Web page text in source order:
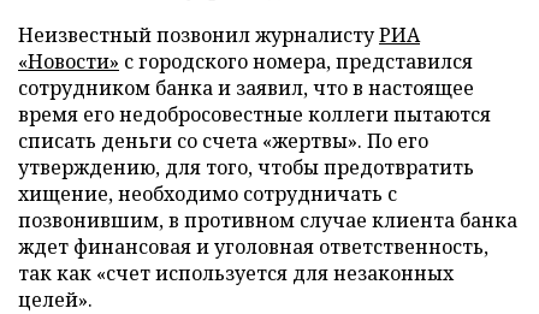
Неизвестный позвонил журналистуРИА
«Новости» с городского номера, представился
сотрудником банка и заявил, что в настоящее
время его недобросовестные коллеги пытаются
списать деньги со счета «жертвы». По его
утверждению, для того, чтобы предотвратить
хищение, необходимо сотрудничать с
позвонившим, в противном случае клиента банка
ждет финансовая и уголовная ответственность,
так как «счет используется для незаконных
целей».